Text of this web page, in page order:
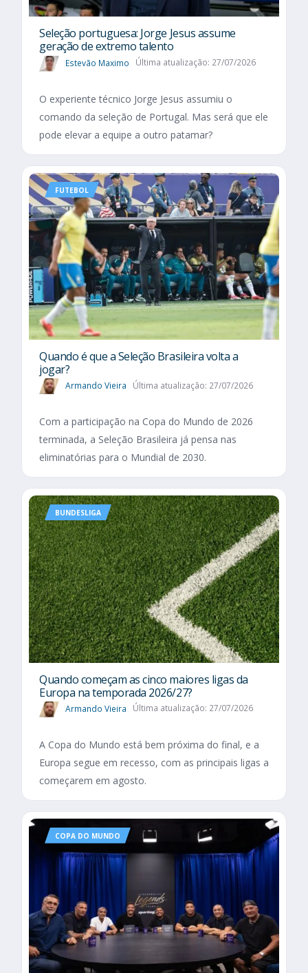
Seleção portuguesa: Jorge Jesus assume
geração de extremo talento
Estevão Maximo Última atualização: 27/07/2026
O experiente técnico Jorge Jesus assumiu o
comando da seleção de Portugal. Mas será que ele
pode elevar a equipe a outro patamar?
FUTEBOL
Quando é que a Seleção Brasileira volta a
jogar?
Armando Vieira Última atualização: 27/07/2026
Com a participação na Copa do Mundo de 2026
terminada, a Seleção Brasileira já pensa nas
eliminatórias para o Mundial de 2030.
BUNDESLIGA
Quando começam as cinco maiores ligas da
Europa na temporada 2026/27?
Armando Vieira Última atualização: 27/07/2026
A Copa do Mundo está bem próxima do final, e a
Europa segue em recesso, com as principais ligas a
começarem em agosto.
COPA DO MUNDO